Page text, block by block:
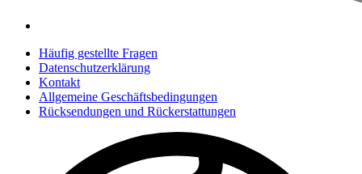
Häufig gestellte Fragen
Datenschutzerklärung
Kontakt
Allgemeine Geschäftsbedingungen
Rücksendungen und Rückerstattungen